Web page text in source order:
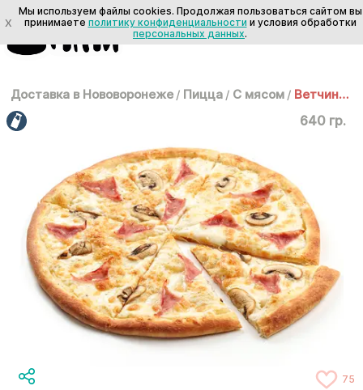
Доставка в Нововоронеже / Пицца / С мясом / Ветчина и грибы 30 см
640 гр.
75
X
Мы используем файлы cookies. Продолжая пользоваться сайтом вы
принимаете политику конфиденциальности и условия обработки
персональных данных.